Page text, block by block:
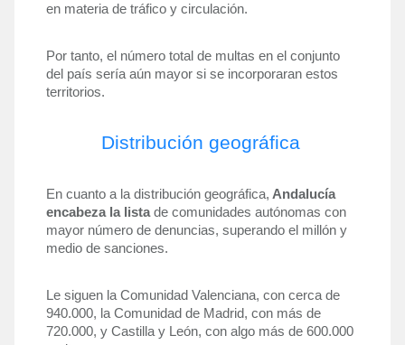
en materia de tráfico y circulación.
Por tanto, el número total de multas en el conjunto
del país sería aún mayor si se incorporaran estos
territorios.
Distribución geográfica
En cuanto a la distribución geográfica, Andalucía
encabeza la lista de comunidades autónomas con
mayor número de denuncias, superando el millón y
medio de sanciones.
Le siguen la Comunidad Valenciana, con cerca de
940.000, la Comunidad de Madrid, con más de
720.000, y Castilla y León, con algo más de 600.000